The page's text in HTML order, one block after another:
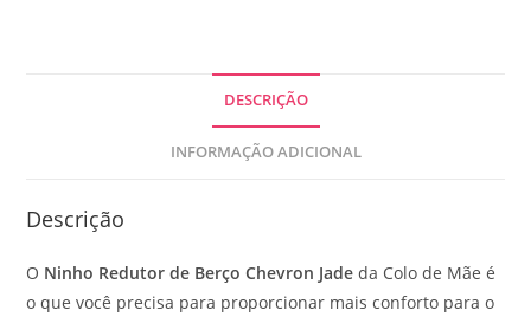
DESCRIÇÃO
INFORMAÇÃO ADICIONAL
Descrição
O Ninho Redutor de Berço Chevron Jadeda Colo de Mãe é
o que você precisa para proporcionar mais conforto para o